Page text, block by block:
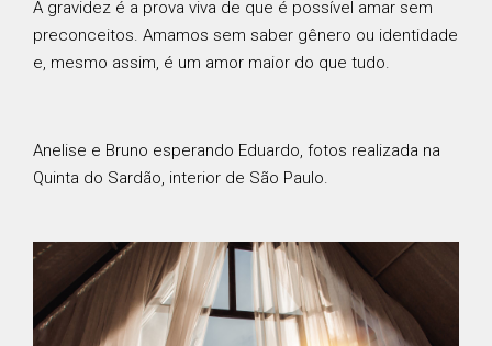
A gravidez é a prova viva de que é possível amar sem
preconceitos. Amamos sem saber gênero ou identidade
e, mesmo assim, é um amor maior do que tudo.
Anelise e Bruno esperando Eduardo, fotos realizada na
Quinta do Sardão, interior de São Paulo.